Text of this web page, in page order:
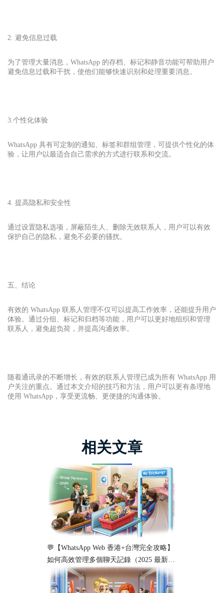
2. 避免信息过载
为了管理大量消息，WhatsApp 的存档、标记和静音功能可帮助用户
避免信息过载和干扰，使他们能够快速识别和处理重要消息。
3.个性化体验
WhatsApp 具有可定制的通知、标签和群组管理，可提供个性化的体
验，让用户以最适合自己需求的方式进行联系和交流。
4. 提高隐私和安全性
通过设置隐私选项，屏蔽陌生人、删除无效联系人，用户可以有效
保护自己的隐私，避免不必要的骚扰。
五、结论
有效的 WhatsApp 联系人管理不仅可以提高工作效率，还能提升用户
体验。通过分组、标记和归档等功能，用户可以更好地组织和管理
联系人，避免超负荷，并提高沟通效率。
随着通讯录的不断增长，有效的联系人管理已成为所有 WhatsApp 用
户关注的重点。通过本文介绍的技巧和方法，用户可以更有条理地
使用 WhatsApp，享受更流畅、更便捷的沟通体验。
相关文章
💬【WhatsApp Web 香港+台灣完全攻略】
如何高效管理多個聊天記錄（2025 最新教
學）